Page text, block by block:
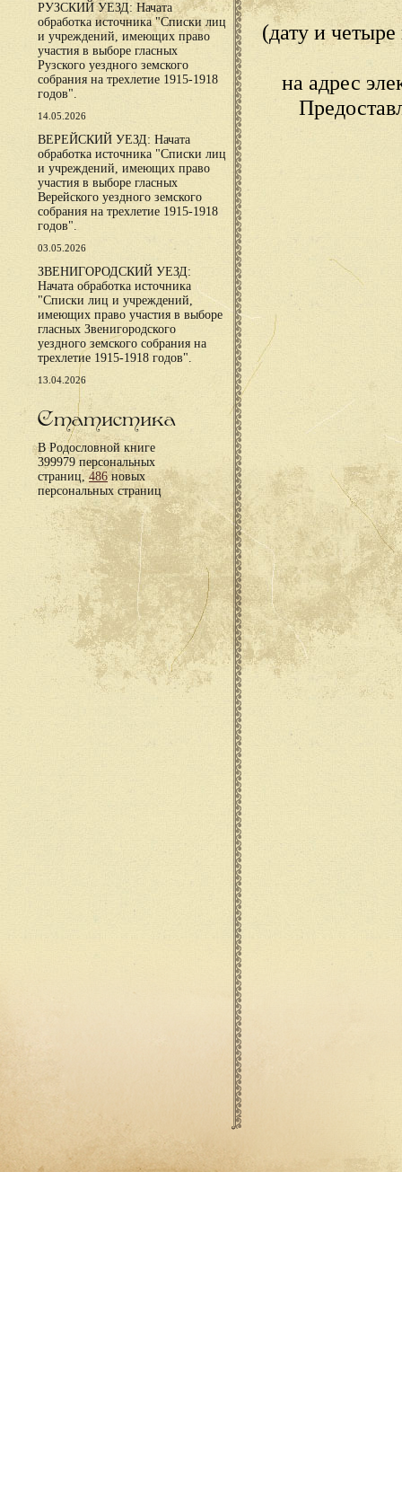
РУЗСКИЙ УЕЗД: Начата
обработка источника "Списки лиц
и учреждений, имеющих право
участия в выборе гласных
Рузского уездного земского
собрания на трехлетие 1915-1918
годов".
14.05.2026
ВЕРЕЙСКИЙ УЕЗД: Начата
обработка источника "Списки лиц
и учреждений, имеющих право
участия в выборе гласных
Верейского уездного земского
собрания на трехлетие 1915-1918
годов".
03.05.2026
ЗВЕНИГОРОДСКИЙ УЕЗД:
Начата обработка источника
"Списки лиц и учреждений,
имеющих право участия в выборе
гласных Звенигородского
уездного земского собрания на
трехлетие 1915-1918 годов".
13.04.2026
Статистика
В Родословной книге
399979 персональных
страниц,486новых
персональных страниц
(дату и
на адрес